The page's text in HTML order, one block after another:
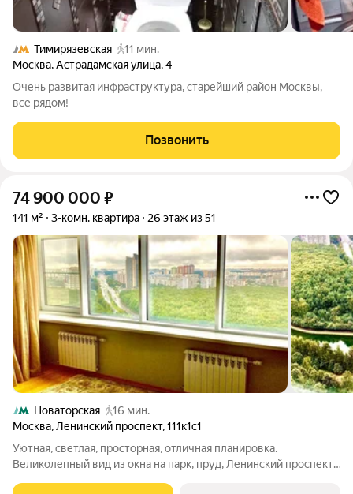
Тимирязевская
11 мин.
Москва,Астрадамская улица,4
Очень развитая инфраструктура, старейший район Москвы,
все рядом!
Позвонить
74 900 000 ₽
141 м² 3-комн. квартира 26 этаж из 51
Новаторская
16 мин.
Москва, Ленинский проспект,111к1с1
Уютная, светлая, просторная, отличная планировка.
Великолепный вид из окна на парк, пруд, Ленинский проспект.